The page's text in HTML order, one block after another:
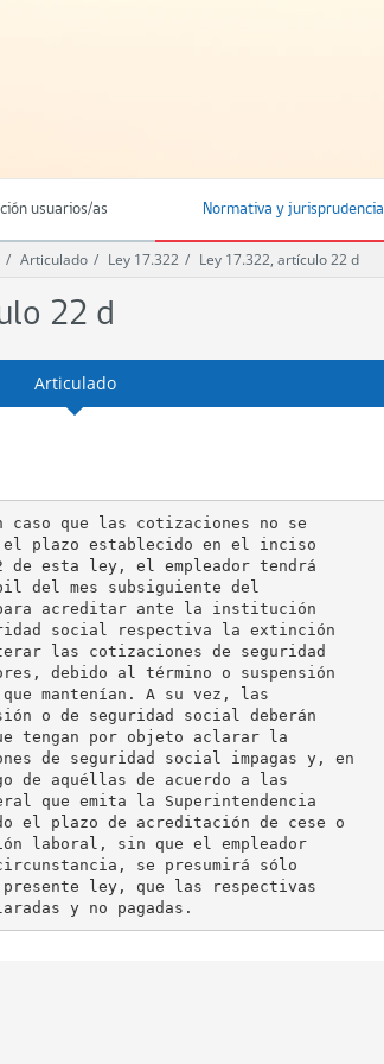
usuarios/as Normativa y jurisprudencia
Articulado Ley 17.322 Ley 17.322, artículo 22 d
22 d
Articulado
caso que las cotizaciones no se
el plazo establecido en el inciso
esta ley, el empleador tendrá
del mes subsiguiente del
acreditar ante la institución
social respectiva la extinción
las cotizaciones de seguridad
debido al término o suspensión
mantenían. A su vez, las
o de seguridad social deberán
tengan por objeto aclarar la
de seguridad social impagas y, en
de aquéllas de acuerdo a las
que emita la Superintendencia
el plazo de acreditación de cese o
laboral, sin que el empleador
se presumirá sólo
ley, que las respectivas